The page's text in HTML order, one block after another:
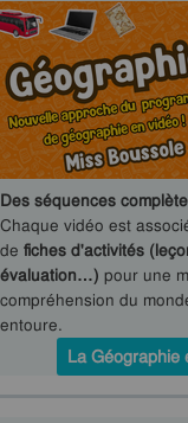
Des séquences
Chaque vidéo est
de fiches d'activités
évaluation…) pour une
compréhension du
entoure.
La Géographie